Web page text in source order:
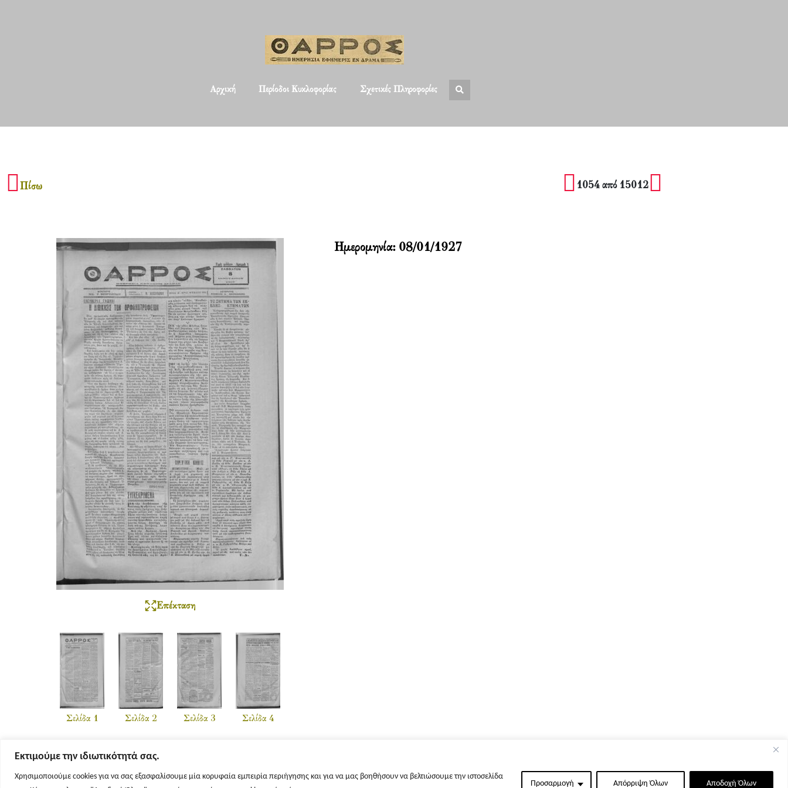
Εκτιμούμε την ιδιωτικότητά σας.
Χρησιμοποιούμε cookies για να σας εξασφαλίσουμε μία κορυφαία εμπειρία περιήγησης και για να μας βοηθήσουν να βελτιώσουμε την ιστοσελίδα
Προσαρμογή Απόρριψη Όλων Αποδοχή Όλων
Αρχική Περίοδοι Κυκλοφορίας Σχετικές Πληροφορίες
Πίσω 1054 από 15012
Επέκταση
Σελίδα 1 Σελίδα 2 Σελίδα 3 Σελίδα 4
Ημερομηνία: 08/01/1927